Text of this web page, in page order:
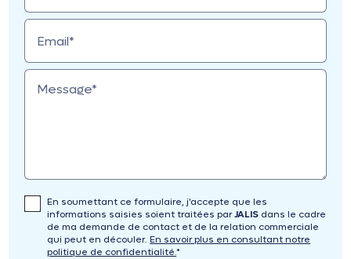
Email*
Message*
En soumettant ce formulaire, j'accepte que les
informations saisies soient traitées parJALIS dans le cadre
de ma demande de contact et de la relation commerciale
qui peut en découler.En savoir plus en consultant notre
politique de confidentialité.*